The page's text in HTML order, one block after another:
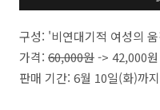
구성: '비연대기적 여성의
가격: 60,000원-> 42,000원
판매 기간: 6월 10일(화)까지